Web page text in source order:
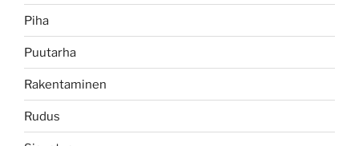
Piha
Puutarha
Rakentaminen
Rudus